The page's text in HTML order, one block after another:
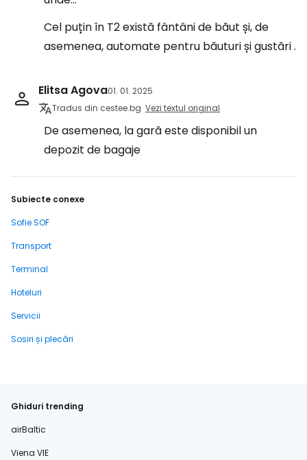
Cel puțin în T2 există fântâni de băut și, de
asemenea, automate pentru băuturi și gustări .
Elitsa Agova01. 01. 2025
Tradus din cestee.bg Vezi textul original
De asemenea, la gară este disponibil un
depozit de bagaje
Subiecte conexe
Sofie SOF
Transport
Terminal
Hoteluri
Servicii
Sosiri și plecări
Ghiduri trending
airBaltic
Viena VIE